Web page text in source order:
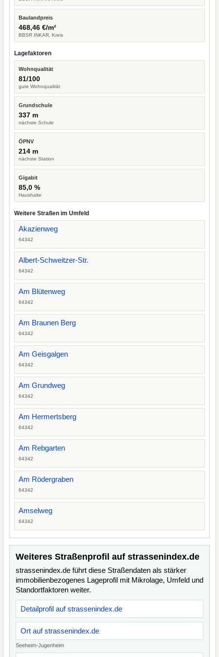
Baulandpreis
468,46 €/m²
BBSR INKAR, Kreis
Lagefaktoren
Wohnqualität
81/100
gute Wohnqualität
Grundschule
337 m
nächste Schule
ÖPNV
214 m
nächste Station
Gigabit
85,0 %
Haushalte
Weitere Straßen im Umfeld
Akazienweg
64342
Albert-Schweitzer-Str.
64342
Am Blütenweg
64342
Am Braunen Berg
64342
Am Geisgalgen
64342
Am Grundweg
64342
Am Hermertsberg
64342
Am Rebgarten
64342
Am Rödergraben
64342
Amselweg
64342
Weiteres Straßenprofil auf strassenindex.de
strassenindex.de führt diese Straßendaten als stärker
immobilienbezogenes Lageprofil mit Mikrolage, Umfeld und
Standortfaktoren weiter.
Detailprofil auf strassenindex.de
Ort auf strassenindex.de
Seeheim-Jugenheim